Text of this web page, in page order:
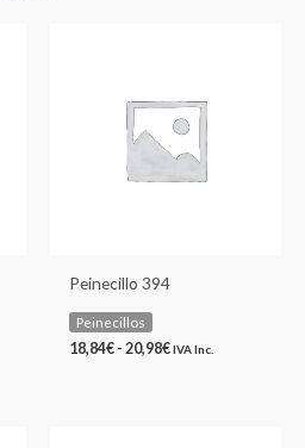
Peinecillo 394
Peinecillos
18,84€ - 20,98€
18,84€
hasta
20,98€
IVA Inc.